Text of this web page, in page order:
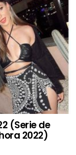
(Serie de
2022)